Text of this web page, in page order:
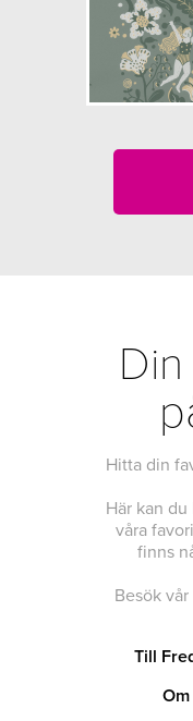
Hitta din
Här kan
våra
finns
Besök
Till